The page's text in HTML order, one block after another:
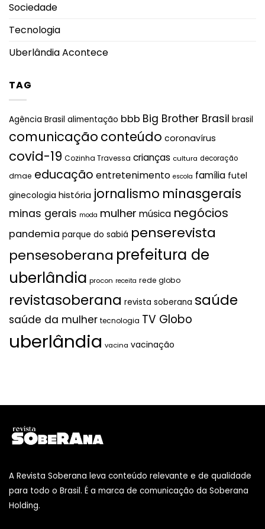
Sociedade
Tecnologia
Uberlândia Acontece
TAG
Agência Brasil alimentação bbb Big Brother Brasil brasil
comunicação conteúdo coronavírus
covid-19 Cozinha Travessa crianças cultura decoração
dmae educação entretenimento escola família futel
ginecologia história jornalismo minasgerais
minas gerais moda mulher música negócios
pandemia parque do sabiá penserevista
pensesoberana prefeitura de
uberlândia procon receita rede globo
revistasoberana revista soberana saúde
saúde da mulher tecnologia TV Globo
uberlândia vacina vacinação
A Revista Soberana leva conteúdo relevante e de qualidade
para todo o Brasil. É a marca de comunicação da Soberana
Holding.